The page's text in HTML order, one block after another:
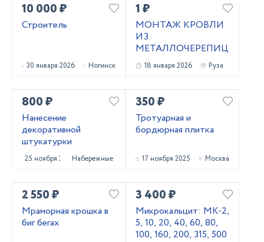
10 000 ₽
Строитель
30 января 2026 Ногинск
1 ₽
МОНТАЖ КРОВЛИ
ИЗ
МЕТАЛЛОЧЕРЕПИЦЫ
18 января 2026 Руза
800 ₽
Нанесение
декоративной
штукатурки
25 ноября 2025Набережные Челны
350 ₽
Тротуарная и
бордюрная плитка
17 ноября 2025 Москва
2 550 ₽
Мраморная крошка в
биг бегах
3 400 ₽
Микрокальцит: МК-2,
5, 10, 20, 40, 60, 80,
100, 160, 200, 315, 500